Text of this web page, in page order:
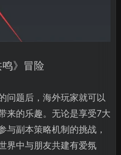
》冒险
问题后，海外玩家就可以
来的乐趣。无论是享受7大
与副本策略机制的挑战，
界中与朋友共建有爱氛